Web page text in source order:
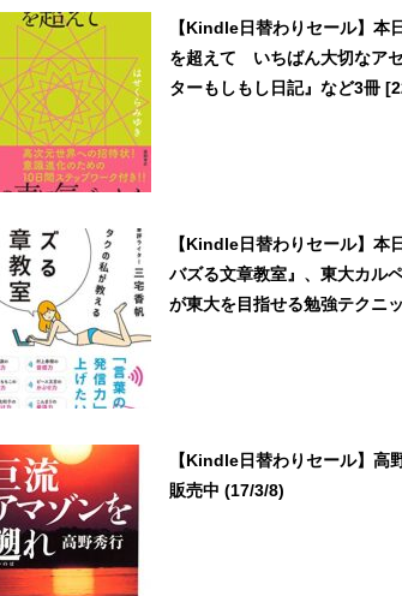
【Kindle日替わりセール】本
を超えて いちばん大切なア
ターもしもし日記』など3冊
【Kindle日替わりセール】本
バズる文章教室』、東大カル
が東大を目指せる勉強テクニ
【Kindle日替わりセール】高
販売中 (17/3/8)